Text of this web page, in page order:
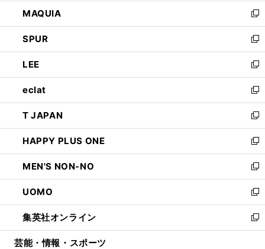
ド
ウ
で
開
く
ウ
ィ
ン
ド
ウ
で
開
く
し
い
ウ
ィ
ン
ド
ウ
で
開
く
MAQUIA
新
し
い
ウ
ィ
ン
ド
ウ
で
開
く
SPUR
新
し
い
ウ
ィ
ン
ド
ウ
で
開
く
LEE
新
し
い
ウ
ィ
ン
ド
ウ
で
開
く
eclat
新
し
い
ウ
ィ
ン
ド
ウ
で
開
く
T JAPAN
新
し
い
ウ
ィ
ン
ド
ウ
で
開
HAPPY PLUS ONE
新
し
い
ウ
ィ
ン
ド
ウ
MEN'S NON-NO
新
し
い
ウ
ィ
ン
UOMO
新
し
い
ウ
集英社オンライン
新
し
芸能・情報・スポーツ